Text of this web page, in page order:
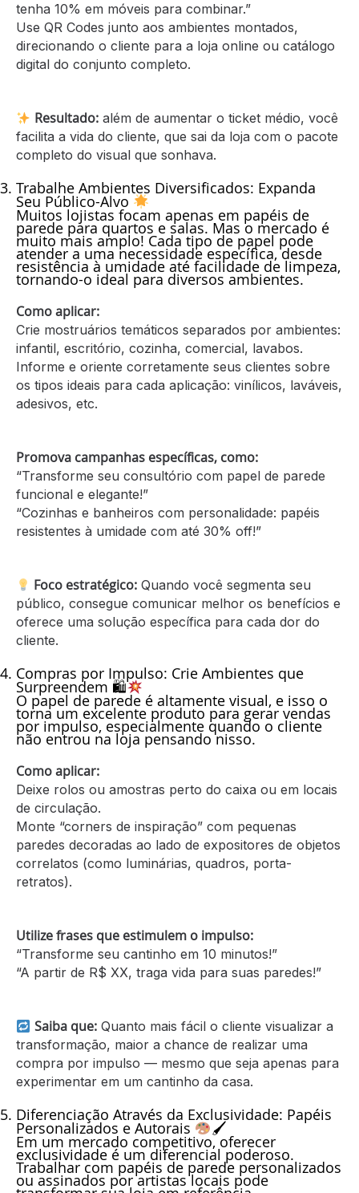
tenha 10% em móveis para combinar.”
Use QR Codes junto aos ambientes montados,
direcionando o cliente para a loja online ou catálogo
digital do conjunto completo.
Resultado: além de aumentar o ticket médio, você
facilita a vida do cliente, que sai da loja com o pacote
completo do visual que sonhava.
Trabalhe Ambientes Diversificados: Expanda
Seu Público-Alvo
Muitos lojistas focam apenas em papéis de
parede para quartos e salas. Mas o mercado é
muito mais amplo! Cada tipo de papel pode
atender a uma necessidade específica, desde
resistência à umidade até facilidade de limpeza,
tornando-o ideal para diversos ambientes.
Como aplicar:
Crie mostruários temáticos separados por ambientes:
infantil, escritório, cozinha, comercial, lavabos.
Informe e oriente corretamente seus clientes sobre
os tipos ideais para cada aplicação: vinílicos, laváveis,
adesivos, etc.
Promova campanhas específicas, como:
“Transforme seu consultório com papel de parede
funcional e elegante!”
“Cozinhas e banheiros com personalidade: papéis
resistentes à umidade com até 30% off!”
Foco estratégico: Quando você segmenta seu
público, consegue comunicar melhor os benefícios e
oferece uma solução específica para cada dor do
cliente.
Compras por Impulso: Crie Ambientes que
Surpreendem 🛍
O papel de parede é altamente visual, e isso o
torna um excelente produto para gerar vendas
por impulso, especialmente quando o cliente
não entrou na loja pensando nisso.
Como aplicar:
Deixe rolos ou amostras perto do caixa ou em locais
de circulação.
Monte “corners de inspiração” com pequenas
paredes decoradas ao lado de expositores de objetos
correlatos (como luminárias, quadros, porta-
retratos).
Utilize frases que estimulem o impulso:
“Transforme seu cantinho em 10 minutos!”
“A partir de R$ XX, traga vida para suas paredes!”
Saiba que: Quanto mais fácil o cliente visualizar a
transformação, maior a chance de realizar uma
compra por impulso — mesmo que seja apenas para
experimentar em um cantinho da casa.
Diferenciação Através da Exclusividade: Papéis
Personalizados e Autorais 🖌
Em um mercado competitivo, oferecer
exclusividade é um diferencial poderoso.
Trabalhar com papéis de parede personalizados
ou assinados por artistas locais pode